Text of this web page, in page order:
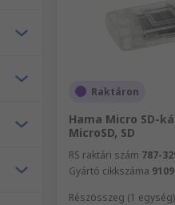
Raktáron
Hama Micro SD-
MicroSD, SD
RS raktári szám 787-
Gyártó cikkszáma
Részösszeg (1 egység)